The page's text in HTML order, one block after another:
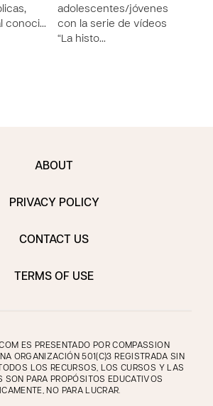
conoci…
adolescentes/jóvenes
con la serie de vídeos
“La histo…
ABOUT
PRIVACY POLICY
CONTACT US
TERMS OF USE
ES PRESENTADO POR COMPASSION
ORGANIZACIÓN 501(C)3 REGISTRADA SIN
LOS RECURSOS, LOS CURSOS Y LAS
SON PARA PROPÓSITOS EDUCATIVOS
NO PARA LUCRAR.